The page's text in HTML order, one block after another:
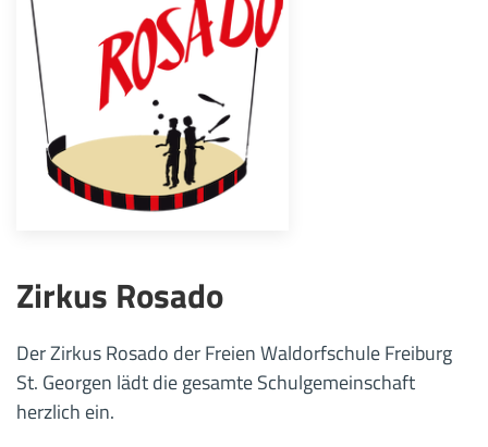
Zirkus Rosado
Der Zirkus Rosado der Freien Waldorfschule Freiburg
St. Georgen lädt die gesamte Schulgemeinschaft
herzlich ein.